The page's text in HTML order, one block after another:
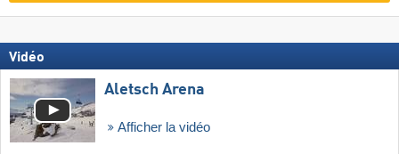
Vidéo
Aletsch Arena
Afficher la vidéo